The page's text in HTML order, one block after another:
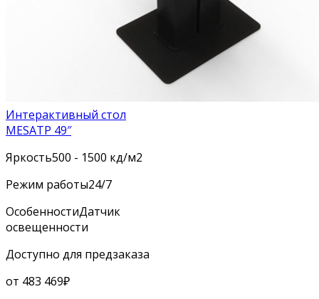
Интерактивный стол
MESATP 49″
Яркость500 - 1500 кд/м2
Режим работы24/7
ОсобенностиДатчик
освещенности
Доступно для предзаказа
от 483 469₽